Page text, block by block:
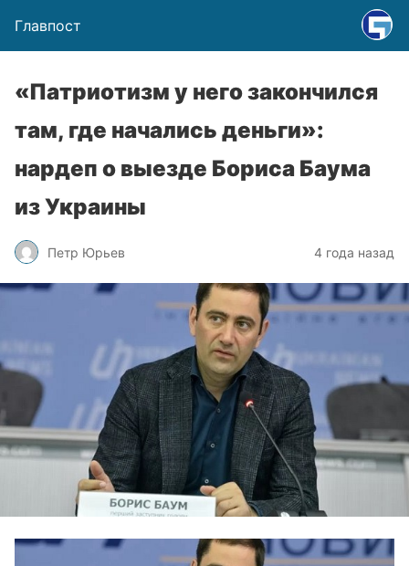
Главпост
«Патриотизм у него закончился
там, где начались деньги»:
нардеп о выезде Бориса Баума
из Украины
Петр Юрьев 4 года назад